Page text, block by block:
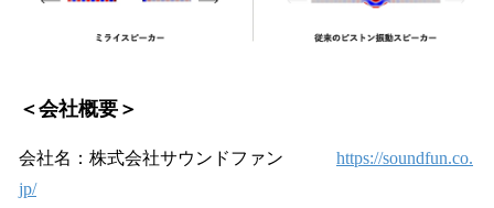
＜会社概要＞
会社名：株式会社サウンドファン https://soundfun.co.
jp/